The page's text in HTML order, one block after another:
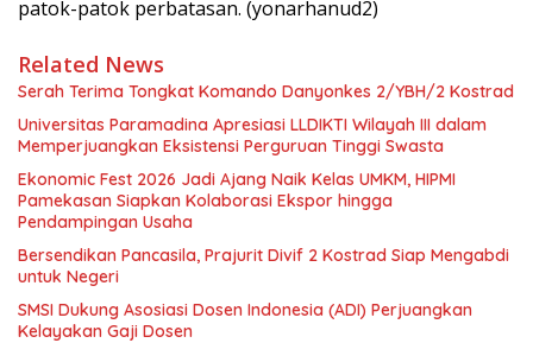
patok-patok perbatasan. (yonarhanud2)
Related News
Serah Terima Tongkat Komando Danyonkes 2/YBH/2 Kostrad
Universitas Paramadina Apresiasi LLDIKTI Wilayah III dalam
Memperjuangkan Eksistensi Perguruan Tinggi Swasta
Ekonomic Fest 2026 Jadi Ajang Naik Kelas UMKM, HIPMI
Pamekasan Siapkan Kolaborasi Ekspor hingga
Pendampingan Usaha
Bersendikan Pancasila, Prajurit Divif 2 Kostrad Siap Mengabdi
untuk Negeri
SMSI Dukung Asosiasi Dosen Indonesia (ADI) Perjuangkan
Kelayakan Gaji Dosen